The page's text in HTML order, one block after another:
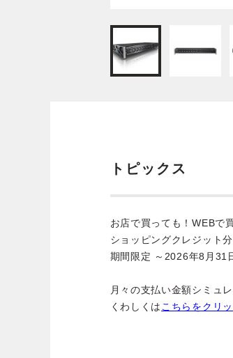
トピックス
お店で買っても！WEBで
ショッピングクレジット
期間限定 ～2026年8月31
月々の支払い金額シミュ
くわしくは こちらをクリ